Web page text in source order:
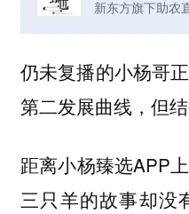
新东方旗下助农
仍未复播的小杨哥
第二发展曲线，但结
距离小杨臻选APP
三只羊的故事却没